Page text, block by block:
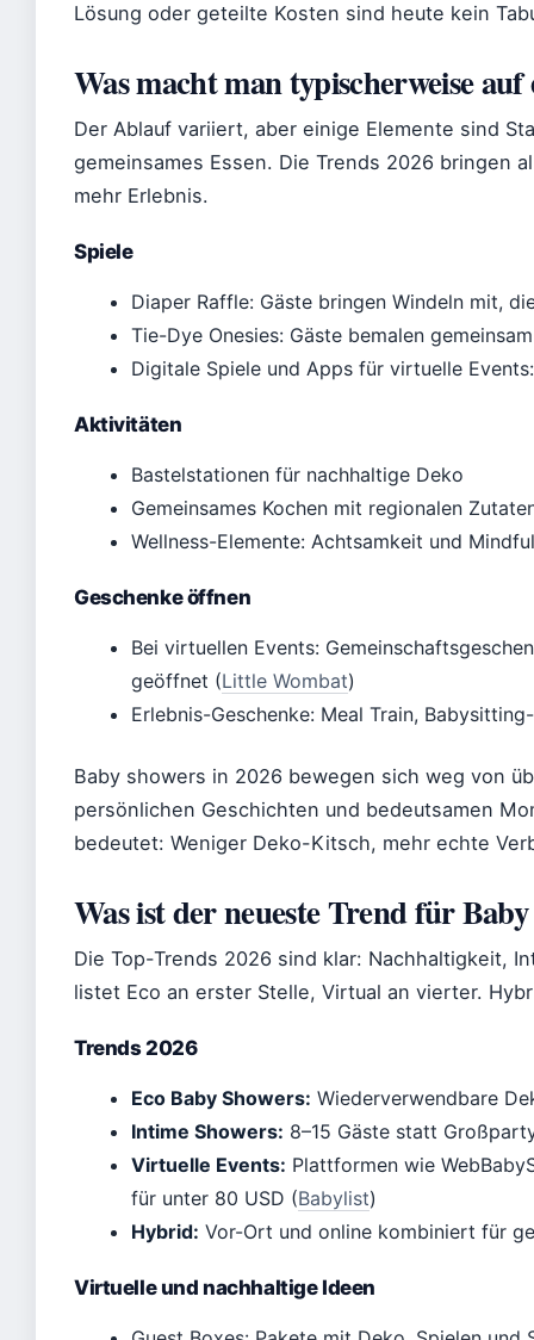
Lösung oder geteilte Kosten sind heute kein
Was macht man typischerweise
Der Ablauf variiert, aber einige Elemente sind
gemeinsames Essen. Die Trends 2026 bringen
mehr Erlebnis.
Spiele
Diaper Raffle: Gäste bringen Windeln mit,
Tie-Dye Onesies: Gäste bemalen
Digitale Spiele und Apps für virtuelle
Aktivitäten
Bastelstationen für nachhaltige Deko
Gemeinsames Kochen mit regionalen
Wellness-Elemente: Achtsamkeit und
Geschenke öffnen
Bei virtuellen Events:
geöffnet (Little Wombat)
Erlebnis-Geschenke: Meal Train,
Baby showers in 2026 bewegen sich weg von
persönlichen Geschichten und bedeutsamen
bedeutet: Weniger Deko-Kitsch, mehr echte
Was ist der neueste Trend für Baby
Die Top-Trends 2026 sind klar: Nachhaltigkeit,
listet Eco an erster Stelle, Virtual an vierter.
Trends 2026
Eco Baby Showers: Wiederverwendbare
Intime Showers: 8–15 Gäste statt
Virtuelle Events: Plattformen wie
für unter 80 USD (Babylist)
Hybrid: Vor-Ort und online kombiniert für
Virtuelle und nachhaltige Ideen